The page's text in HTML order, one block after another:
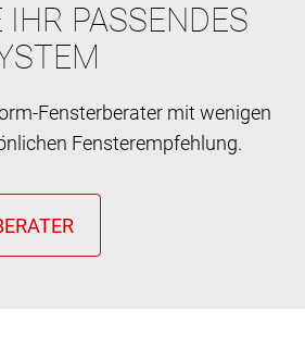
IHR PASSENDES
Fensterberater mit wenigen
Fensterempfehlung.